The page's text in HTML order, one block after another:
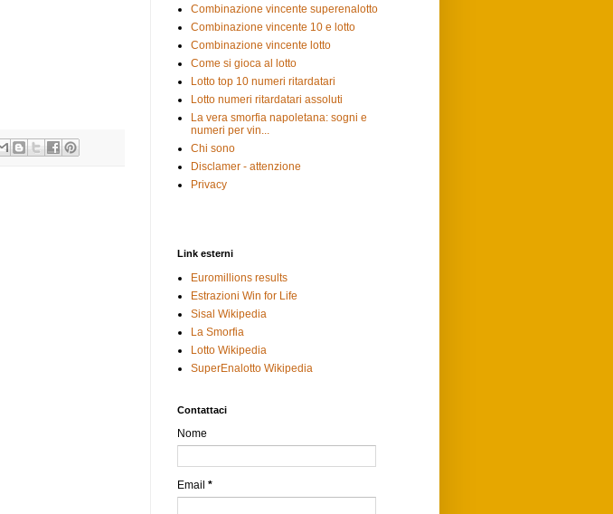
Combinazione vincente superenalotto
Combinazione vincente 10 e lotto
Combinazione vincente lotto
Come si gioca al lotto
Lotto top 10 numeri ritardatari
Lotto numeri ritardatari assoluti
La vera smorfia napoletana: sogni e
numeri per vin...
Chi sono
Disclamer - attenzione
Privacy
Link esterni
Euromillions results
Estrazioni Win for Life
Sisal Wikipedia
La Smorfia
Lotto Wikipedia
SuperEnalotto Wikipedia
Contattaci
Nome
Email *